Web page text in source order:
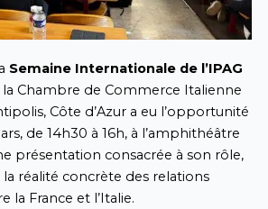
Semaine Internationale de l’IPAG
la Chambre de Commerce Italienne
Côte d’Azur a eu l’opportunité
de 14h30 à 16h, à l’amphithéâtre
présentation consacrée à son rôle,
la réalité concrète des relations
la France et l’Italie.